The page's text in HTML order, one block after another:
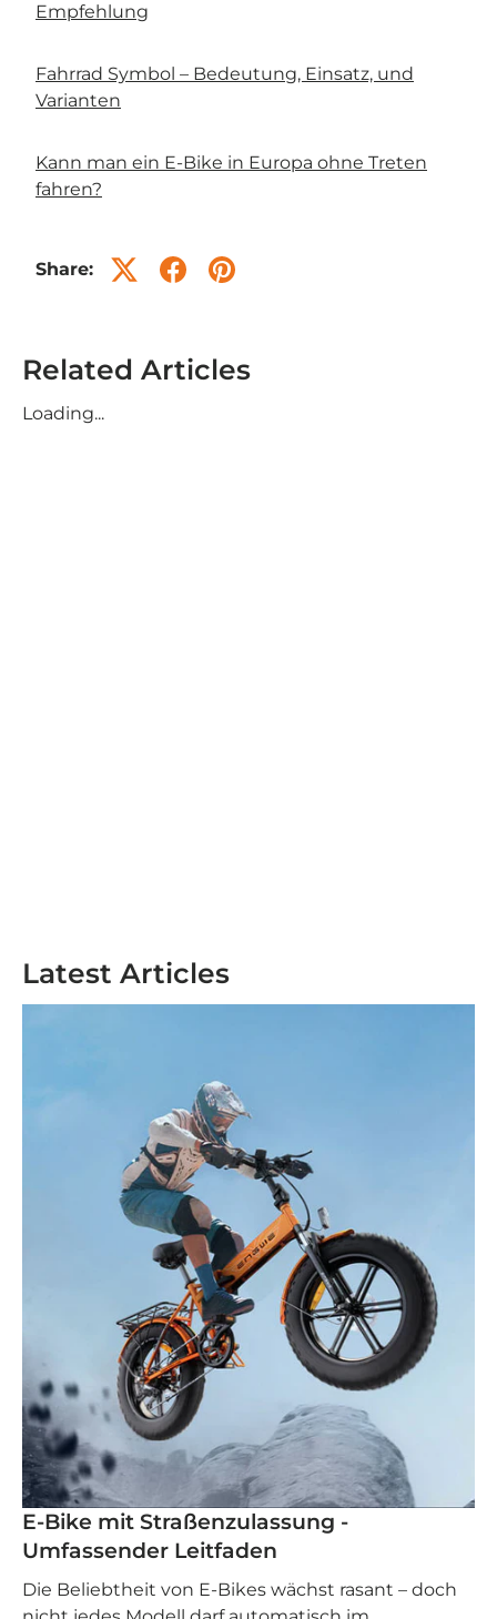
Empfehlung
Fahrrad Symbol – Bedeutung, Einsatz, und
Varianten
Kann man ein E-Bike in Europa ohne Treten
fahren?
Share:
Latest Articles
E-Bike mit Straßenzulassung -
Umfassender Leitfaden
Die Beliebtheit von E-Bikes wächst rasant – doch
Related Articles
Loading...